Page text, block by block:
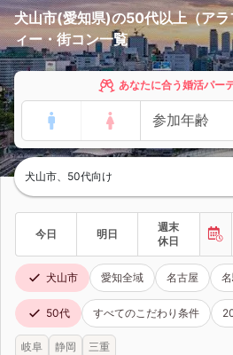
犬山市(愛知県)の50代以上（ア
ィー・街コン一覧
あなたに合う婚活パー
犬山市、50代向け
今日 明日
週末
休日
犬山市 愛知全域 名古屋
50代 すべてのこだわり条件
岐阜 静岡 三重